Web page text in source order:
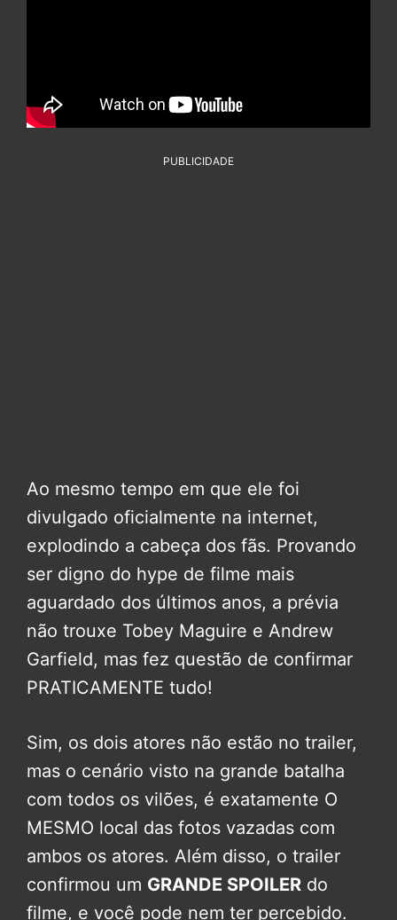
PUBLICIDADE
Ao mesmo tempo em que ele foi
divulgado oficialmente na internet,
explodindo a cabeça dos fãs. Provando
ser digno do hype de filme mais
aguardado dos últimos anos, a prévia
não trouxe Tobey Maguire e Andrew
Garfield, mas fez questão de confirmar
PRATICAMENTE tudo!
Sim, os dois atores não estão no trailer,
mas o cenário visto na grande batalha
com todos os vilões, é exatamente O
MESMO local das fotos vazadas com
ambos os atores. Além disso, o trailer
confirmou um GRANDE SPOILER do
filme, e você pode nem ter percebido.